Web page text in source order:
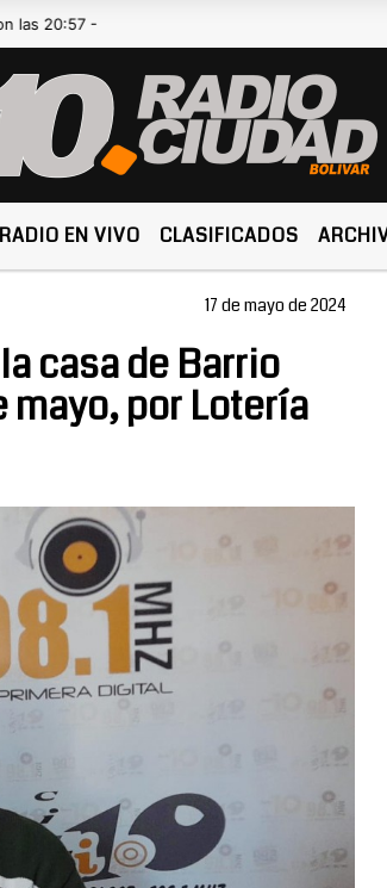
-
RADIO EN VIVO CLASIFICADOS
17 de mayo de 2024
casa de Barrio
mayo, por Lotería